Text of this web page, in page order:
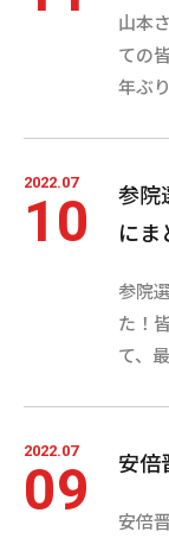
山本
ての
年ぶ
2022.07
10
参院
にま
参院
た！
て、
2022.07
09 安倍
安倍